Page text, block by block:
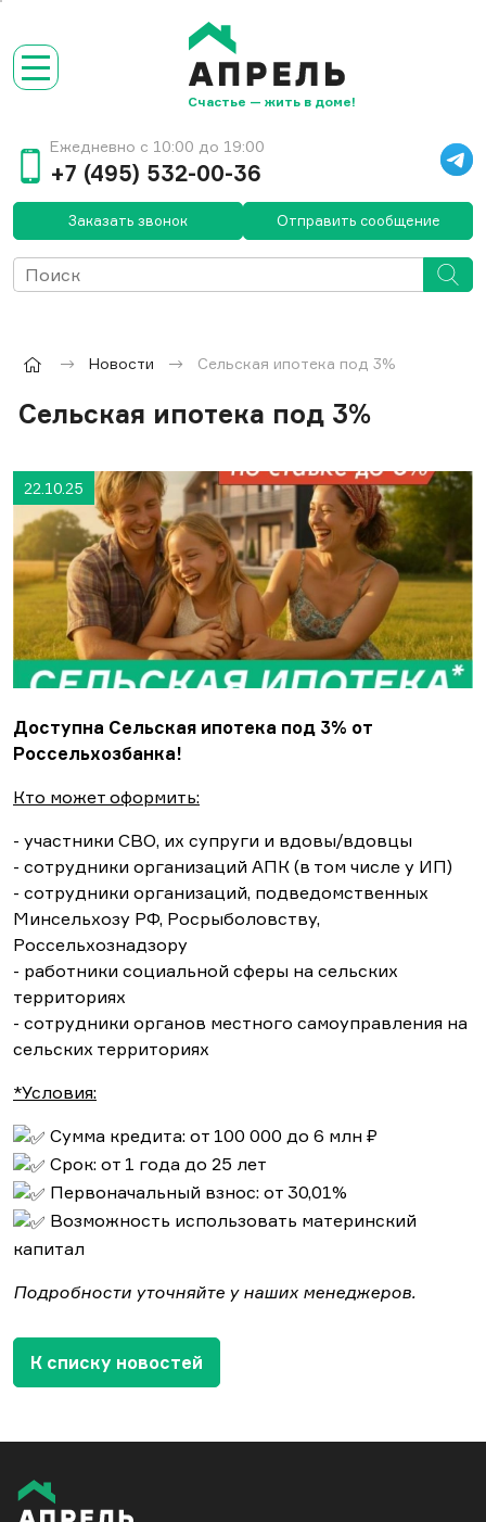
Счастье — жить в доме!
Ежедневно с 10:00 до 19:00
+7 (495) 532-00-36
Заказать звонок Отправить сообщение
Новости Сельская ипотека под 3%
Сельская ипотека под 3%
22.10.25
Доступна Сельская ипотека под 3% от
Россельхозбанка!
Кто может оформить:
- участники СВО, их супруги и вдовы/вдовцы
- сотрудники организаций АПК (в том числе у ИП)
- сотрудники организаций, подведомственных
Минсельхозу РФ, Росрыболовству,
Россельхознадзору
- работники социальной сферы на сельских
территориях
- сотрудники органов местного самоуправления на
сельских территориях
*Условия:
Сумма кредита: от 100 000 до 6 млн ₽
Срок: от 1 года до 25 лет
Первоначальный взнос: от 30,01%
Возможность использовать материнский
капитал
Подробности уточняйте у наших менеджеров.
К списку новостей